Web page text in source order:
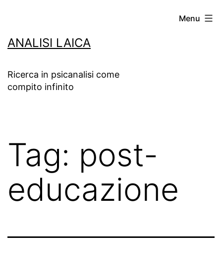
contenuto
ANALISI LAICA
Ricerca in psicanalisi come
compito infinito
Menu
Tag: post-
educazione